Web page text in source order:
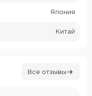
Япония
Китай
Все отзывы